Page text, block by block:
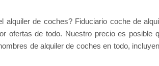
alquiler de coches? Fiduciario coche de
ofertas de todo. Nuestro precio es posible
de alquiler de coches en todo,